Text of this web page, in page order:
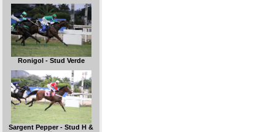
Ronigol - Stud Verde
Sargent Pepper - Stud H &